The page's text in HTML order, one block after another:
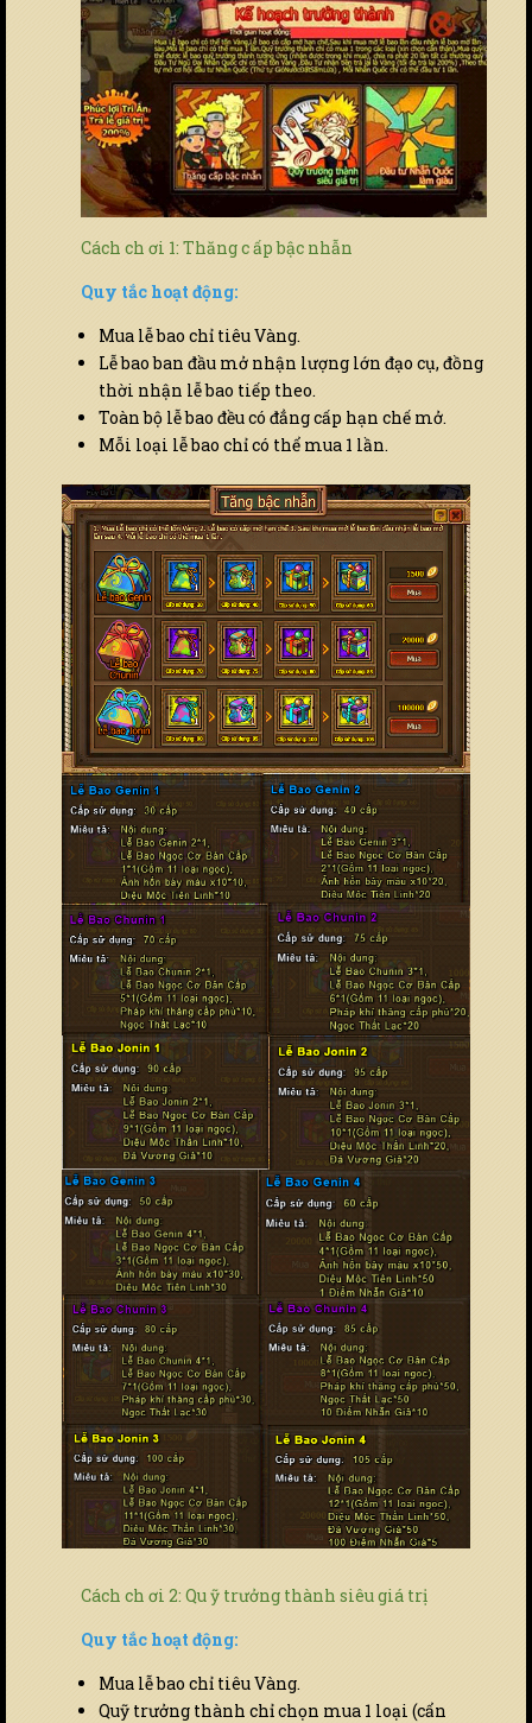
Cách ch ơi 1: Thăng c ấp bậc nhẫn
Quy tắc hoạt động:
Mua lễ bao chỉ tiêu Vàng.
Lễ bao ban đầu mở nhận lượng lớn đạo cụ, đồng
thời nhận lễ bao tiếp theo.
Toàn bộ lễ bao đều có đẳng cấp hạn chế mở.
Mỗi loại lễ bao chỉ có thể mua 1 lần.
Cách ch ơi 2: Qu ỹ trưởng thành siêu giá trị
Quy tắc hoạt động:
Mua lễ bao chỉ tiêu Vàng.
Quỹ trưởng thành chỉ chọn mua 1 loại (cẩn